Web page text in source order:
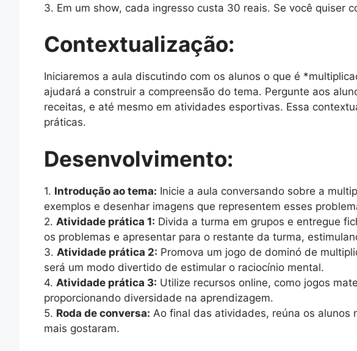
3. Em um show, cada ingresso custa 30 reais. Se você quiser
Contextualização:
Iniciaremos a aula discutindo com os alunos o que é
ajudará a construir a compreensão do tema. Pergunte aos
receitas, e até mesmo em atividades esportivas. Essa
práticas.
Desenvolvimento:
1. Introdução ao tema: Inicie a aula conversando sobre a
exemplos e desenhar imagens que representem esses
2. Atividade prática 1: Divida a turma em grupos e entregue
os problemas e apresentar para o restante da turma,
3. Atividade prática 2: Promova um jogo de dominó de
será um modo divertido de estimular o raciocínio mental.
4. Atividade prática 3: Utilize recursos online, como jogos
proporcionando diversidade na aprendizagem.
5. Roda de conversa: Ao final das atividades, reúna os alunos
mais gostaram.